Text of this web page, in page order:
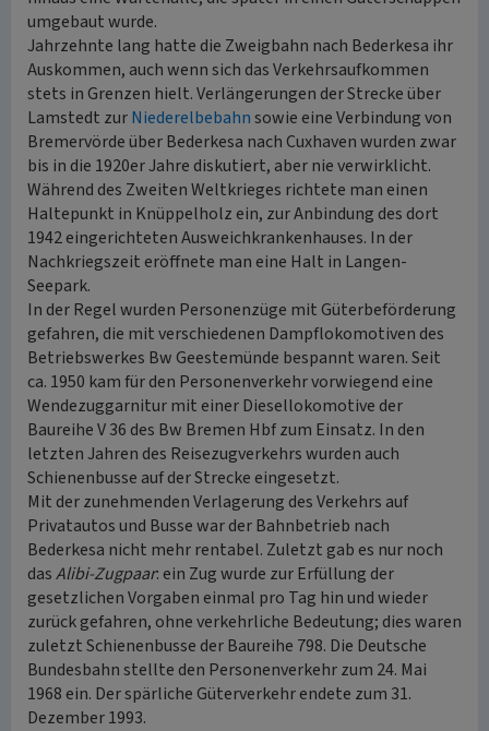
umgebaut wurde.
Jahrzehnte lang hatte die Zweigbahn nach Bederkesa ihr
Auskommen, auch wenn sich das Verkehrsaufkommen
stets in Grenzen hielt. Verlängerungen der Strecke über
Lamstedt zurNiederelbebahnsowie eine Verbindung von
Bremervörde über Bederkesa nach Cuxhaven wurden zwar
bis in die 1920er Jahre diskutiert, aber nie verwirklicht.
Während des Zweiten Weltkrieges richtete man einen
Haltepunkt in Knüppelholz ein, zur Anbindung des dort
1942 eingerichteten Ausweichkrankenhauses. In der
Nachkriegszeit eröffnete man eine Halt in Langen-
Seepark.
In der Regel wurden Personenzüge mit Güterbeförderung
gefahren, die mit verschiedenen Dampflokomotiven des
Betriebswerkes Bw Geestemünde bespannt waren. Seit
ca. 1950 kam für den Personenverkehr vorwiegend eine
Wendezuggarnitur mit einer Diesellokomotive der
Baureihe V 36 des Bw Bremen Hbf zum Einsatz. In den
letzten Jahren des Reisezugverkehrs wurden auch
Schienenbusse auf der Strecke eingesetzt.
Mit der zunehmenden Verlagerung des Verkehrs auf
Privatautos und Busse war der Bahnbetrieb nach
Bederkesa nicht mehr rentabel. Zuletzt gab es nur noch
dasAlibi-Zugpaar: ein Zug wurde zur Erfüllung der
gesetzlichen Vorgaben einmal pro Tag hin und wieder
zurück gefahren, ohne verkehrliche Bedeutung; dies waren
zuletzt Schienenbusse der Baureihe 798. Die Deutsche
Bundesbahn stellte den Personenverkehr zum 24. Mai
1968 ein. Der spärliche Güterverkehr endete zum 31.
Dezember 1993.